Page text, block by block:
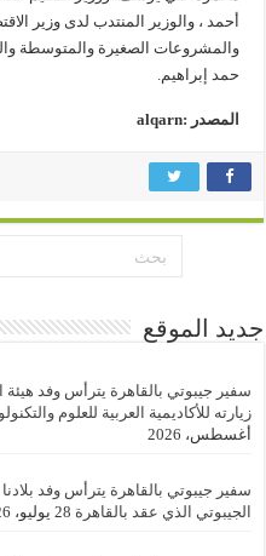
أحمد ، والوزير المنتدب لدى وزير
والمشروعات الصغيرة والمتوسطة
حمد إبراهيم.
المصدر :alqarn
جديد الموقع
سفير جيبوتي بالقاهرة يترأس وفد هيئة
زيارته للأكاديمية العربية للعلوم
أغسطس، 2026
سفير جيبوتي بالقاهرة يترأس وفد
الجيبوتي الذي عقد بالقاهرة 28 يوليو، 2026